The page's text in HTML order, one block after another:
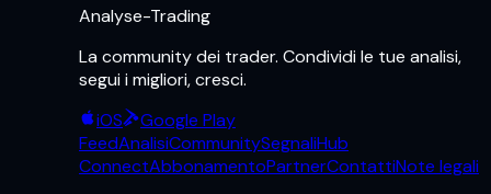
Analyse-Trading
La community dei trader. Condividi le tue analisi,
segui i migliori, cresci.
iOS
Google Play
FeedAnalisiCommunitySegnaliHub
ConnectAbbonamentoPartnerContattiNote legali